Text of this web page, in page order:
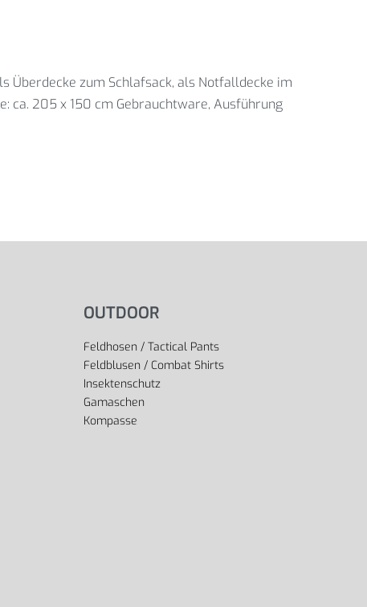
Überdecke zum Schlafsack, als Notfalldecke im
ca. 205 x 150 cm Gebrauchtware, Ausführung
OUTDOOR
Feldhosen / Tactical Pants
Feldblusen / Combat Shirts
Insektenschutz
Gamaschen
Kompasse